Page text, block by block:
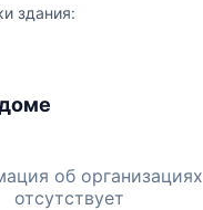
здания:
об организациях
отсутствует